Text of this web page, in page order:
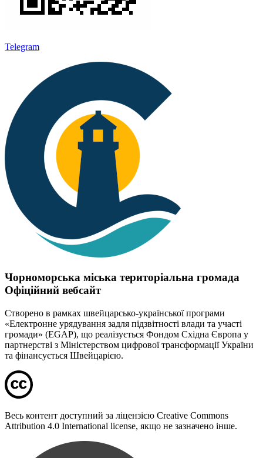
Telegram
Чорноморська міська територіальна громада
Офіційний вебсайт
Створено в рамках швейцарсько-української програми
«Електронне урядування задля підзвітності влади та участі
громади» (EGAP), що реалізується Фондом Східна Європа у
партнерстві з Міністерством цифрової трансформації України
та фінансується Швейцарією.
Весь контент доступний за ліцензією Creative Commons
Attribution 4.0 International license, якщо не зазначено інше.